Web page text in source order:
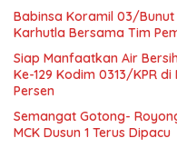
Babinsa Koramil 03/
Karhutla Bersama Tim
Siap Manfaatkan Air
Ke-129 Kodim 0313/KPR
Persen
Semangat Gotong-
MCK Dusun 1 Terus Dipacu